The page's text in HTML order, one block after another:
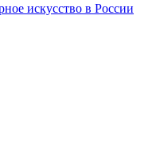
искусство в России